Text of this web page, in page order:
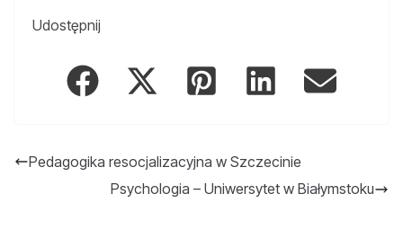
Udostępnij
Pedagogika resocjalizacyjna w Szczecinie
Psychologia – Uniwersytet w Białymstoku